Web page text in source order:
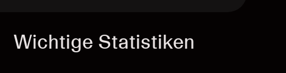
Wichtige Statistiken